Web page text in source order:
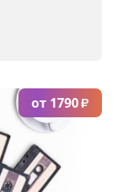
от 1790₽